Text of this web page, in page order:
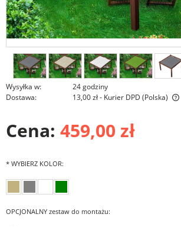
Wysyłka w:
24 godziny
Dostawa:
13,00 zł- Kurier DPD (Polska)
Cena nie zawiera ewentualnych kosztów
Cena: 459,00 zł
* WYBIERZ KOLOR:
OPCJONALNY zestaw do montażu: